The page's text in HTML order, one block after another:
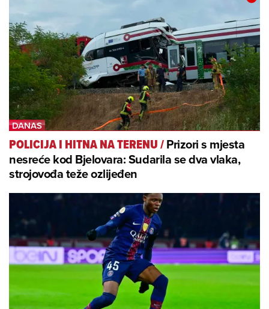
POLICIJA I HITNA NA TERENU/Prizori s mjesta
nesreće kod Bjelovara: Sudarila se dva vlaka,
strojovođa teže ozlijeđen